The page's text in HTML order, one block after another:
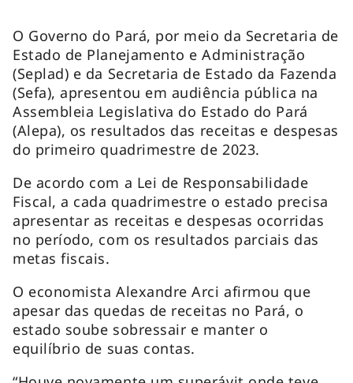
O Governo do Pará, por meio da Secretaria de
Estado de Planejamento e Administração
(Seplad) e da Secretaria de Estado da Fazenda
(Sefa), apresentou em audiência pública na
Assembleia Legislativa do Estado do Pará
(Alepa), os resultados das receitas e despesas
do primeiro quadrimestre de 2023.
De acordo com a Lei de Responsabilidade
Fiscal, a cada quadrimestre o estado precisa
apresentar as receitas e despesas ocorridas
no período, com os resultados parciais das
metas fiscais.
O economista Alexandre Arci afirmou que
apesar das quedas de receitas no Pará, o
estado soube sobressair e manter o
equilíbrio de suas contas.